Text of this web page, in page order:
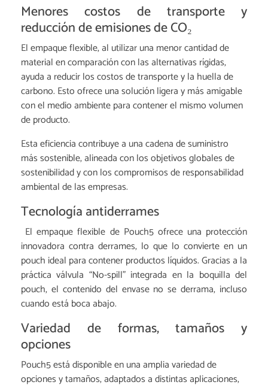
Menores costos de transporte y
reducción de emisiones de CO₂
El empaque flexible, al utilizar una menor cantidad de
material en comparación con las alternativas rígidas,
ayuda a reducir los costos de transporte y la huella de
carbono. Esto ofrece una solución ligera y más amigable
con el medio ambiente para contener el mismo volumen
de producto.
Esta eficiencia contribuye a una cadena de suministro
más sostenible, alineada con los objetivos globales de
sostenibilidad y con los compromisos de responsabilidad
ambiental de las empresas.
Tecnología antiderrames
El empaque flexible de Pouch5 ofrece una protección
innovadora contra derrames, lo que lo convierte en un
pouch ideal para contener productos líquidos. Gracias a la
práctica válvula “No-spill” integrada en la boquilla del
pouch, el contenido del envase no se derrama, incluso
cuando está boca abajo.
Variedad de formas, tamaños y
opciones
Pouch5 está disponible en una amplia variedad de
opciones y tamaños, adaptados a distintas aplicaciones,